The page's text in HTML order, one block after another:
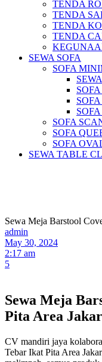
TENDA
TENDA
TENDA
TENDA
SEWA SOFA
SOFA
SOFA
SOFA
SOFA
SEWA TABLE
Sewa Meja Barstool
admin
May 30, 2024
2:17 am
5
Sewa Meja
Pita Area
CV mandiri jaya
Tebar Ikat Pita Area